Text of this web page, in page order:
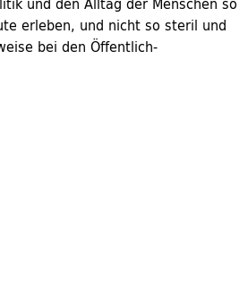
erleben, und nicht so steril und
bei den Öffentlich-